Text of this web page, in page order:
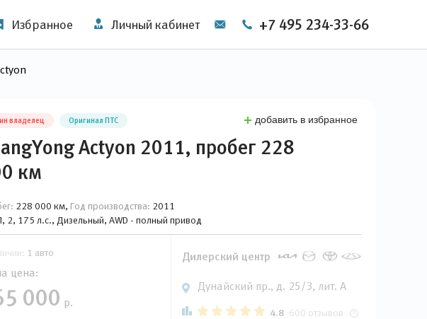
Избранное Личный кабинет +7 495 234-33-66
владелец Оригинал ПТС добавить в избранное
Actyon 2011, пробег 228
км
228 000 км, Год производства: 2011
2, 175 л.с., Дизельный, AWD - полный привод
1 авто
цена:
000 р.
Дилерский центр
Дунайский пр., д. 25/3, лит. А
4.8 600 отзывов